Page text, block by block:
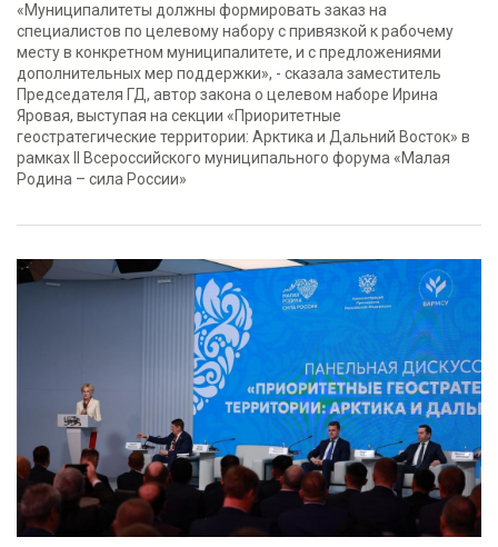
«Муниципалитеты должны формировать заказ на
специалистов по целевому набору с привязкой к рабочему
месту в конкретном муниципалитете, и с предложениями
дополнительных мер поддержки», - сказала заместитель
Председателя ГД, автор закона о целевом наборе Ирина
Яровая, выступая на секции «Приоритетные
геостратегические территории: Арктика и Дальний Восток» в
рамках II Всероссийского муниципального форума «Малая
Родина – сила России»